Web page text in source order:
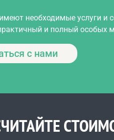
необходимые услуги и
и полный особых
с нами